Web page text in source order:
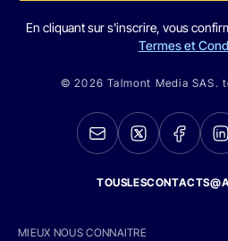
En cliquant sur s'inscrire, vous
Termes et
© 2026 Talmont Media SAS.
MIEUX NOUS CONNAITRE